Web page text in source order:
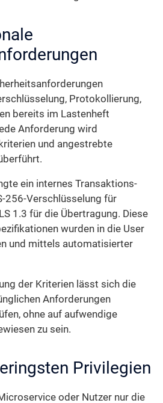
Protokollierung,
bereits im Lastenheft
Anforderung wird
und angestrebte
ein internes Transaktions­
256-Verschlüsselung für
1.3 für die Übertragung. Diese
wurden in die User
und mittels automatisierter
der Kriterien lässt sich die
Anforderungen
ohne auf aufwendige
zu sein.
Privilegien
oder Nutzer nur die